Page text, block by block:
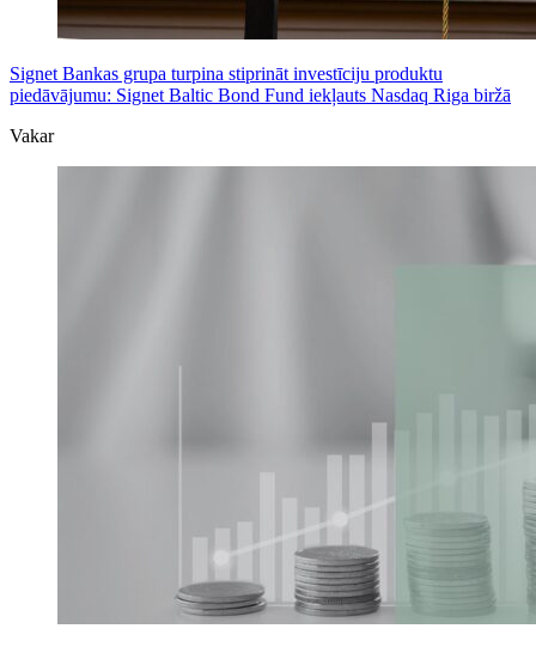
Signet Bankas grupa turpina stiprināt investīciju produktu
piedāvājumu: Signet Baltic Bond Fund iekļauts Nasdaq Riga biržā
Vakar